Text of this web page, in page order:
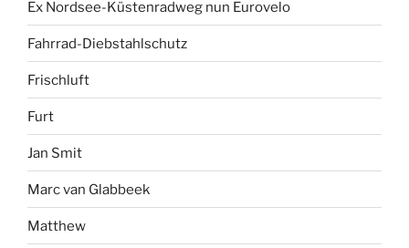
Ex Nordsee-Küstenradweg nun Eurovelo
Fahrrad-Diebstahlschutz
Frischluft
Furt
Jan Smit
Marc van Glabbeek
Matthew